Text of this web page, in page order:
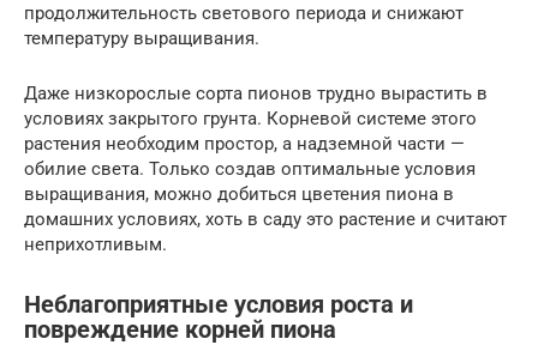
продолжительность светового периода и снижают
температуру выращивания.
Даже низкорослые сорта пионов трудно вырастить в
условиях закрытого грунта. Корневой системе этого
растения необходим простор, а надземной части —
обилие света. Только создав оптимальные условия
выращивания, можно добиться цветения пиона в
домашних условиях, хоть в саду это растение и считают
неприхотливым.
Неблагоприятные условия роста и
повреждение корней пиона